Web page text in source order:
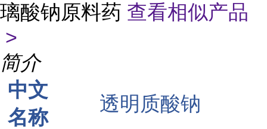
璃酸钠原料药 查看相似产品
>
简介
中文
名称
透明质酸钠